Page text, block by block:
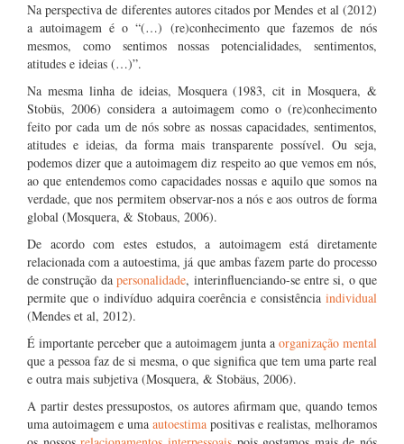
Na perspectiva de diferentes autores citados por Mendes et al (2012)
a autoimagem é o “(…) (re)conhecimento que fazemos de nós
mesmos, como sentimos nossas potencialidades, sentimentos,
atitudes e ideias (…)”.
Na mesma linha de ideias, Mosquera (1983, cit in Mosquera, &
Stobüs, 2006) considera a autoimagem como o (re)conhecimento
feito por cada um de nós sobre as nossas capacidades, sentimentos,
atitudes e ideias, da forma mais transparente possível. Ou seja,
podemos dizer que a autoimagem diz respeito ao que vemos em nós,
ao que entendemos como capacidades nossas e aquilo que somos na
verdade, que nos permitem observar-nos a nós e aos outros de forma
global (Mosquera, & Stobaus, 2006).
De acordo com estes estudos, a autoimagem está diretamente
relacionada com a autoestima, já que ambas fazem parte do processo
de construção dapersonalidade, interinfluenciando-se entre si, o que
permite que o indivíduo adquira coerência e consistência individual
(Mendes et al, 2012).
É importante perceber que a autoimagem junta a organização mental
que a pessoa faz de si mesma, o que significa que tem uma parte real
e outra mais subjetiva (Mosquera, & Stobäus, 2006).
A partir destes pressupostos, os autores afirmam que, quando temos
uma autoimagem e uma autoestima positivas e realistas, melhoramos